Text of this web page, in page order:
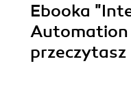
Ebooka
przeczytasz